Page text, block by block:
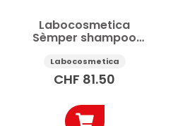
Labocosmetica
Sèmper shampoo
iperconcentrato 4.5 l
Labocosmetica
CHF 81.50